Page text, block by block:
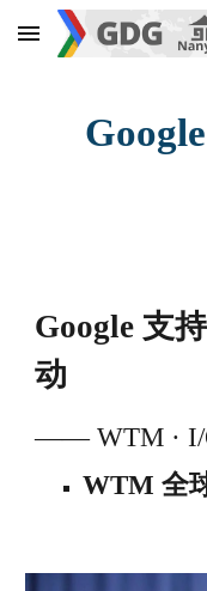
Skip to main content
Google 支
动
—— WTM · I/
WTM 全